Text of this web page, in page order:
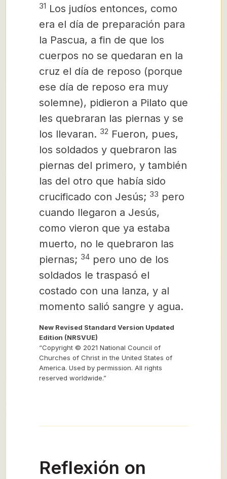
31 Los judíos entonces, como
era el día de preparación para
la Pascua, a fin de que los
cuerpos no se quedaran en la
cruz el día de reposo (porque
ese día de reposo era muy
solemne), pidieron a Pilato que
les quebraran las piernas y se
los llevaran. 32 Fueron, pues,
los soldados y quebraron las
piernas del primero, y también
las del otro que había sido
crucificado con Jesús; 33 pero
cuando llegaron a Jesús,
como vieron que ya estaba
muerto, no le quebraron las
piernas; 34 pero uno de los
soldados le traspasó el
costado con una lanza, y al
momento salió sangre y agua.
New Revised Standard Version Updated
Edition (NRSVUE)
“Copyright © 2021 National Council of
Churches of Christ in the United States of
America. Used by permission. All rights
reserved worldwide.”
Reflexión on